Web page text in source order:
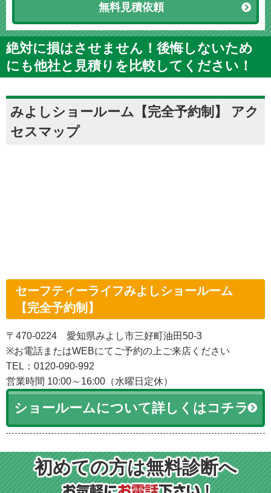
無料見積依頼
絶対に損はさせません！後悔しないため
にも他社と見積りを比較してください！
みよしショールーム【完全予約制】 アク
セスマップ
セーフティーライフみよしショールーム
【完全予約制】
〒470-0224 愛知県みよし市三好町油田50-3
※お電話またはWEBにてご予約の上ご来店ください
TEL：0120-090-992
営業時間 10:00～16:00（水曜日定休）
ショールームについて詳しくはコチラ
初めての方は無料診断へ